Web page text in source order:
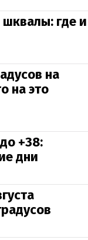
где и
на
на это
+38:
дни